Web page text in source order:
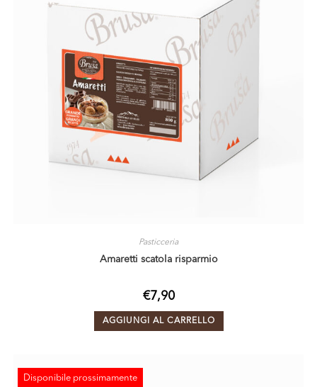
Pasticceria
Amaretti scatola risparmio
€7,90
AGGIUNGI AL CARRELLO
Disponibile prossimamente
ESAURITO